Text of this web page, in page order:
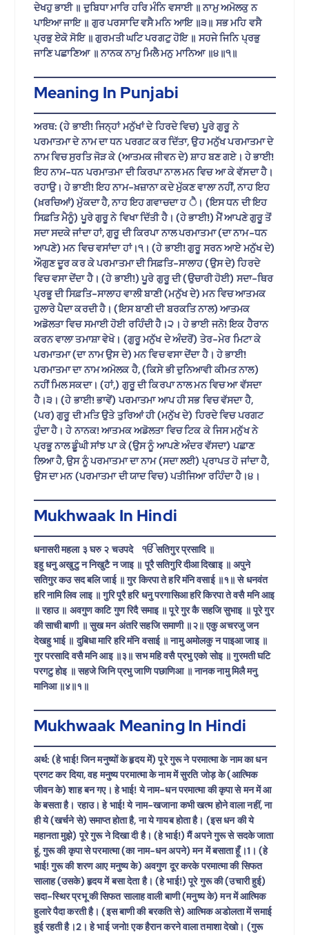
ਦੇਖਹੁ ਭਾਈ ॥ ਦੁਬਿਧਾ ਮਾਰਿ ਹਰਿ ਮੰਨਿ ਵਸਾਈ ॥ ਨਾਮੁ ਅਮੋਲਕੁ ਨ
ਪਾਇਆ ਜਾਇ ॥ ਗੁਰ ਪਰਸਾਦਿ ਵਸੈ ਮਨਿ ਆਇ ॥੩॥ ਸਭ ਮਹਿ ਵਸੈ
ਪ੍ਰਭੁ ਏਕੋ ਸੋਇ ॥ ਗੁਰਮਤੀ ਘਟਿ ਪਰਗਟੁ ਹੋਇ ॥ ਸਹਜੇ ਜਿਨਿ ਪ੍ਰਭੁ
ਜਾਣਿ ਪਛਾਣਿਆ ॥ ਨਾਨਕ ਨਾਮੁ ਮਿਲੈ ਮਨੁ ਮਾਨਿਆ ॥੪॥੧॥
Meaning In Punjabi
ਅਰਥ: (ਹੇ ਭਾਈ! ਜਿਨ੍ਹਾਂ ਮਨੁੱਖਾਂ ਦੇ ਹਿਰਦੇ ਵਿਚ) ਪੂਰੇ ਗੁਰੂ ਨੇ
ਪਰਮਾਤਮਾ ਦੇ ਨਾਮ ਦਾ ਧਨ ਪਰਗਟ ਕਰ ਦਿੱਤਾ, ਉਹ ਮਨੁੱਖ ਪਰਮਾਤਮਾ ਦੇ
ਨਾਮ ਵਿਚ ਸੁਰਤਿ ਜੋੜ ਕੇ (ਆਤਮਕ ਜੀਵਨ ਦੇ) ਸ਼ਾਹ ਬਣ ਗਏ। ਹੇ ਭਾਈ!
ਇਹ ਨਾਮ-ਧਨ ਪਰਮਾਤਮਾ ਦੀ ਕਿਰਪਾ ਨਾਲ ਮਨ ਵਿਚ ਆ ਕੇ ਵੱਸਦਾ ਹੈ।
ਰਹਾਉ। ਹੇ ਭਾਈ! ਇਹ ਨਾਮ-ਖ਼ਜ਼ਾਨਾ ਕਦੇ ਮੁੱਕਣ ਵਾਲਾ ਨਹੀਂ, ਨਾਹ ਇਹ
(ਖ਼ਰਚਿਆਂ) ਮੁੱਕਦਾ ਹੈ, ਨਾਹ ਇਹ ਗਵਾਚਦਾ ਹ ੈ। (ਇਸ ਧਨ ਦੀ ਇਹ
ਸਿਫ਼ਤਿ ਮੈਨੂੰ) ਪੂਰੇ ਗੁਰੂ ਨੇ ਵਿਖਾ ਦਿੱਤੀ ਹੈ। (ਹੇ ਭਾਈ!) ਮੈਂ ਆਪਣੇ ਗੁਰੂ ਤੋਂ
ਸਦਾ ਸਦਕੇ ਜਾਂਦਾ ਹਾਂ, ਗੁਰੂ ਦੀ ਕਿਰਪਾ ਨਾਲ ਪਰਮਾਤਮਾ (ਦਾ ਨਾਮ-ਧਨ
ਆਪਣੇ) ਮਨ ਵਿਚ ਵਸਾਂਦਾ ਹਾਂ।੧। (ਹੇ ਭਾਈ! ਗੁਰੂ ਸਰਨ ਆਏ ਮਨੁੱਖ ਦੇ)
ਔਗੁਣ ਦੂਰ ਕਰ ਕੇ ਪਰਮਾਤਮਾ ਦੀ ਸਿਫ਼ਤਿ-ਸਾਲਾਹ (ਉਸ ਦੇ) ਹਿਰਦੇ
ਵਿਚ ਵਸਾ ਦੇਂਦਾ ਹੈ। (ਹੇ ਭਾਈ!) ਪੂਰੇ ਗੁਰੂ ਦੀ (ਉਚਾਰੀ ਹੋਈ) ਸਦਾ-ਥਿਰ
ਪ੍ਰਭੂ ਦੀ ਸਿਫ਼ਤਿ-ਸਾਲਾਹ ਵਾਲੀ ਬਾਣੀ (ਮਨੁੱਖ ਦੇ) ਮਨ ਵਿਚ ਆਤਮਕ
ਹੁਲਾਰੇ ਪੈਦਾ ਕਰਦੀ ਹੈ। (ਇਸ ਬਾਣੀ ਦੀ ਬਰਕਤਿ ਨਾਲ) ਆਤਮਕ
ਅਡੋਲਤਾ ਵਿਚ ਸਮਾਈ ਹੋਈ ਰਹਿੰਦੀ ਹੈ।੨। ਹੇ ਭਾਈ ਜਨੋ! ਇਕ ਹੈਰਾਨ
ਕਰਨ ਵਾਲਾ ਤਮਾਸ਼ਾ ਵੇਖੋ। (ਗੁਰੂ ਮਨੁੱਖ ਦੇ ਅੰਦਰੋਂ) ਤੇਰ-ਮੇਰ ਮਿਟਾ ਕੇ
ਪਰਮਾਤਮਾ (ਦਾ ਨਾਮ ਉਸ ਦੇ) ਮਨ ਵਿਚ ਵਸਾ ਦੇਂਦਾ ਹੈ। ਹੇ ਭਾਈ!
ਪਰਮਾਤਮਾ ਦਾ ਨਾਮ ਅਮੋਲਕ ਹੈ, (ਕਿਸੇ ਭੀ ਦੁਨਿਆਵੀ ਕੀਮਤ ਨਾਲ)
ਨਹੀਂ ਮਿਲ ਸਕਦਾ। (ਹਾਂ,) ਗੁਰੂ ਦੀ ਕਿਰਪਾ ਨਾਲ ਮਨ ਵਿਚ ਆ ਵੱਸਦਾ
ਹੈ।੩। (ਹੇ ਭਾਈ! ਭਾਵੇਂ) ਪਰਮਾਤਮਾ ਆਪ ਹੀ ਸਭ ਵਿਚ ਵੱਸਦਾ ਹੈ,
(ਪਰ) ਗੁਰੂ ਦੀ ਮਤਿ ਉਤੇ ਤੁਰਿਆਂ ਹੀ (ਮਨੁੱਖ ਦੇ) ਹਿਰਦੇ ਵਿਚ ਪਰਗਟ
ਹੁੰਦਾ ਹੈ। ਹੇ ਨਾਨਕ! ਆਤਮਕ ਅਡੋਲਤਾ ਵਿਚ ਟਿਕ ਕੇ ਜਿਸ ਮਨੁੱਖ ਨੇ
ਪ੍ਰਭੂ ਨਾਲ ਡੂੰਘੀ ਸਾਂਝ ਪਾ ਕੇ (ਉਸ ਨੂੰ ਆਪਣੇ ਅੰਦਰ ਵੱਸਦਾ) ਪਛਾਣ
ਲਿਆ ਹੈ, ਉਸ ਨੂੰ ਪਰਮਾਤਮਾ ਦਾ ਨਾਮ (ਸਦਾ ਲਈ) ਪ੍ਰਾਪਤ ਹੋ ਜਾਂਦਾ ਹੈ,
ਉਸ ਦਾ ਮਨ (ਪਰਮਾਤਮਾ ਦੀ ਯਾਦ ਵਿਚ) ਪਤੀਜਿਆ ਰਹਿੰਦਾ ਹੈ।੪।
Mukhwaak In Hindi
धनासरी महला ३ घरु २ चउपदे ੴ सतिगुर प्रसादि ॥
इहु धनु अखुटु न निखुटै न जाइ ॥ पूरै सतिगुरि दीआ दिखाइ ॥ अपुने
सतिगुर कउ सद बलि जाई ॥ गुर किरपा ते हरि मंनि वसाई ॥१॥ से धनवंत
हरि नामि लिव लाइ ॥ गुरि पूरै हरि धनु परगासिआ हरि किरपा ते वसै मनि आइ
॥ रहाउ ॥ अवगुण काटि गुण रिदै समाइ ॥ पूरे गुर कै सहजि सुभाइ ॥ पूरे गुर
की साची बाणी ॥ सुख मन अंतरि सहजि समाणी ॥२॥ एकु अचरजु जन
देखहु भाई ॥ दुबिधा मारि हरि मंनि वसाई ॥ नामु अमोलकु न पाइआ जाइ ॥
गुर परसादि वसै मनि आइ ॥३॥ सभ महि वसै प्रभु एको सोइ ॥ गुरमती घटि
परगटु होइ ॥ सहजे जिनि प्रभु जाणि पछाणिआ ॥ नानक नामु मिलै मनु
मानिआ ॥४॥१॥
Mukhwaak Meaning In Hindi
अर्थ: (हे भाई! जिन मनुष्यों के हृदय में) पूरे गुरू ने परमात्मा के नाम का धन
प्रगट कर दिया, वह मनुष्य परमात्मा के नाम में सुरति जोड़ के (आत्मिक
जीवन के) शाह बन गए। हे भाई! ये नाम-धन परमात्मा की कृपा से मन में आ
के बसता है। रहाउ। हे भाई! ये नाम-खजाना कभी खत्म होने वाला नहीं, ना
ही ये (खर्चने से) समाप्त होता है, ना ये गायब होता है। (इस धन की ये
महानता मुझे) पूरे गुरू ने दिखा दी है। (हे भाई!) मैं अपने गुरू से सदके जाता
हूं, गुरू की कृपा से परमात्मा (का नाम-धन अपने) मन में बसाता हूँ।1। (हे
भाई! गुरू की शरण आए मनुष्य के) अवगुण दूर करके परमात्मा की सिफत
सालाह (उसके) हृदय में बसा देता है। (हे भाई!) पूरे गुरू की (उचारी हुई)
सदा-स्थिर प्रभू की सिफत सालाह वाली बाणी (मनुष्य के) मन में आत्मिक
हुलारे पैदा करती है। (इस बाणी की बरकति से) आत्मिक अडोलता में समाई
हुई रहती है।2। हे भाई जनो! एक हैरान करने वाला तमाशा देखो। (गुरू